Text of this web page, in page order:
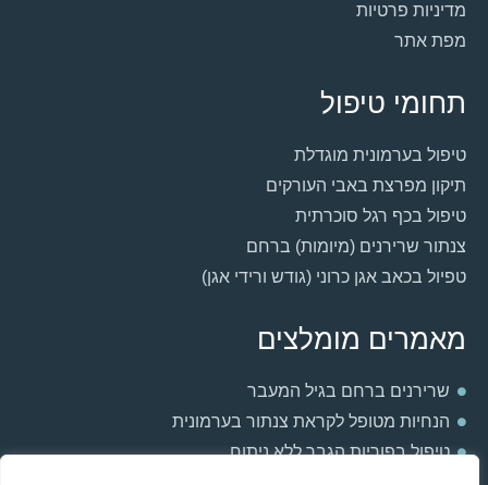
מדיניות פרטיות
מפת אתר
תחומי טיפול
טיפול בערמונית מוגדלת
תיקון מפרצת באבי העורקים
טיפול בכף רגל סוכרתית
צנתור שרירנים (מיומות) ברחם
טפיול בכאב אגן כרוני (גודש ורידי אגן)
מאמרים מומלצים
שרירנים ברחם בגיל המעבר
הנחיות מטופל לקראת צנתור בערמונית
טיפול בפוריות הגבר ללא ניתוח